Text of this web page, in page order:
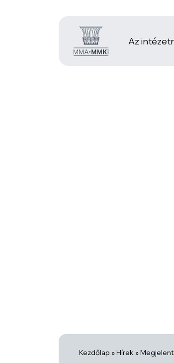
Az
Kezdőlap »Hírek »